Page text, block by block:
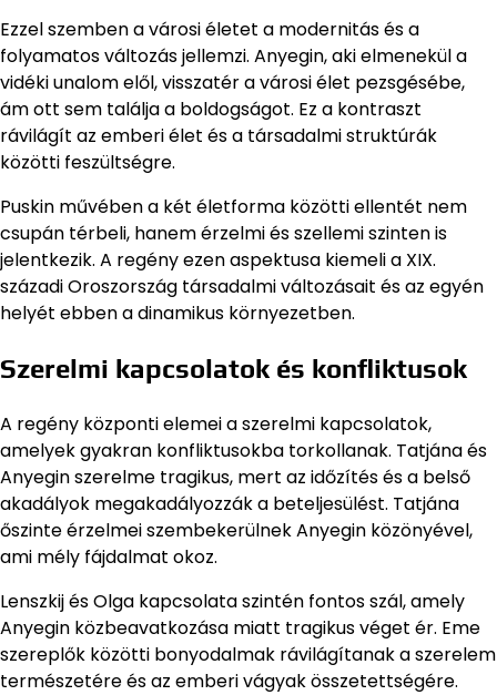
Ezzel szemben a városi életet a modernitás és a
folyamatos változás jellemzi. Anyegin, aki elmenekül a
vidéki unalom elől, visszatér a városi élet pezsgésébe,
ám ott sem találja a boldogságot. Ez a kontraszt
rávilágít az emberi élet és a társadalmi struktúrák
közötti feszültségre.
Puskin művében a két életforma közötti ellentét nem
csupán térbeli, hanem érzelmi és szellemi szinten is
jelentkezik. A regény ezen aspektusa kiemeli a XIX.
századi Oroszország társadalmi változásait és az egyén
helyét ebben a dinamikus környezetben.
Szerelmi kapcsolatok és konfliktusok
A regény központi elemei a szerelmi kapcsolatok,
amelyek gyakran konfliktusokba torkollanak. Tatjána és
Anyegin szerelme tragikus, mert az időzítés és a belső
akadályok megakadályozzák a beteljesülést. Tatjána
őszinte érzelmei szembekerülnek Anyegin közönyével,
ami mély fájdalmat okoz.
Lenszkij és Olga kapcsolata szintén fontos szál, amely
Anyegin közbeavatkozása miatt tragikus véget ér. Eme
szereplők közötti bonyodalmak rávilágítanak a szerelem
természetére és az emberi vágyak összetettségére.